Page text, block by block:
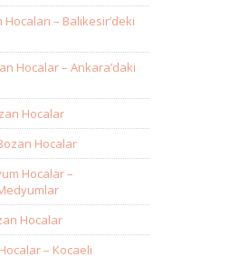
– Balıkesir’deki
Hocalar – Ankara’daki
Hocalar
Hocalar
Hocalar –
Hocalar
– Kocaeli